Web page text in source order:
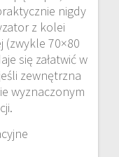
nigdy
z kolei
(zwykle 70×80
się załatwić w
zewnętrzna
wyznaczonym